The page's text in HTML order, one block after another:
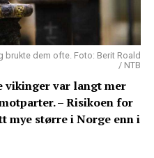
brukte dem ofte. Foto: Berit Roald
/ NTB
vikinger var langt mer
– Risikoen for
mye større i Norge enn i